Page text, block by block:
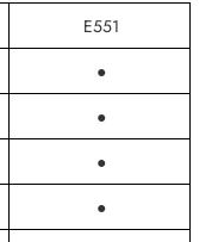
E551
●
●
●
●